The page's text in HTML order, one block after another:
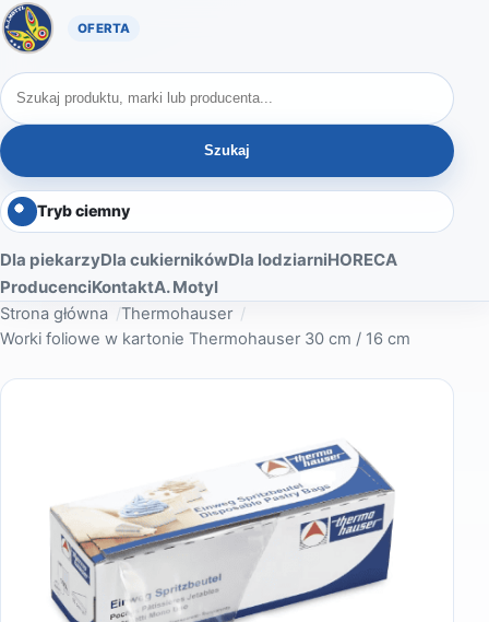
Oferta A. Motyl
Szukaj produktów
Szukaj
Tryb ciemny
Dla piekarzyDla cukiernikówDla lodziarniHORECA
ProducenciKontaktA. Motyl
Strona główna
Thermohauser
Worki foliowe w kartonie Thermohauser 30 cm / 16 cm